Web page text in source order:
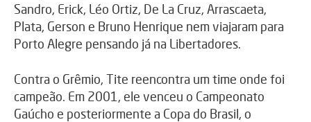
Sandro, Erick, Léo Ortiz, De La Cruz, Arrascaeta,
Plata, Gerson e Bruno Henrique nem viajaram para
Porto Alegre pensando já na Libertadores.
Contra o Grêmio, Tite reencontra um time onde foi
campeão. Em 2001, ele venceu o Campeonato
Gaúcho e posteriormente a Copa do Brasil, o